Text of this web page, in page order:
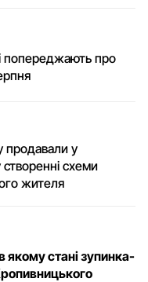
попереджають про
продавали у
схеми
жителя
якому стані зупинка-